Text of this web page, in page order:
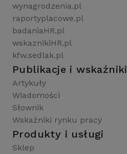
wynagrodzenia.pl
raportyplacowe.pl
badaniaHR.pl
wskaznikiHR.pl
kfw.sedlak.pl
Publikacje i wskaźniki
Artykuły
Wiadomości
Słownik
Wskaźniki rynku pracy
Produkty i usługi
Sklep